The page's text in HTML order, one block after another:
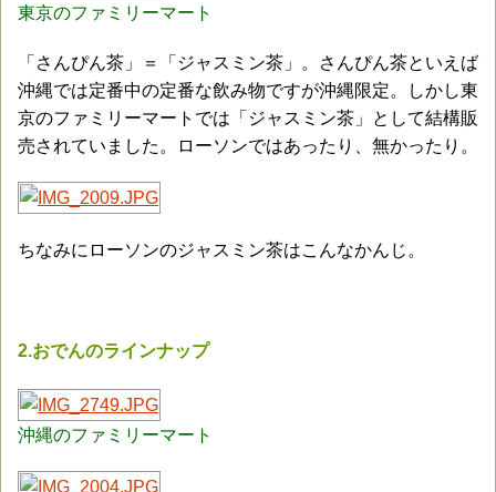
東京のファミリーマート
「さんぴん茶」＝「ジャスミン茶」。さんぴん茶といえば
沖縄では定番中の定番な飲み物ですが沖縄限定。しかし東
京のファミリーマートでは「ジャスミン茶」として結構販
売されていました。ローソンではあったり、無かったり。
ちなみにローソンのジャスミン茶はこんなかんじ。
2.おでんのラインナップ
沖縄のファミリーマート